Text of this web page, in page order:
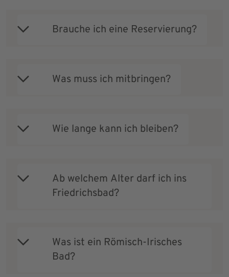
Brauche ich eine Reservierung?
Was muss ich mitbringen?
Wie lange kann ich bleiben?
Ab welchem Alter darf ich ins
Friedrichsbad?
Was ist ein Römisch-Irisches
Bad?